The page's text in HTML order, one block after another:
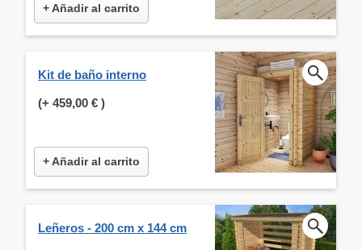
+ Añadir al carrito
Kit de baño interno
(+ 459,00 € )
+ Añadir al carrito
Leñeros - 200 cm x 144 cm